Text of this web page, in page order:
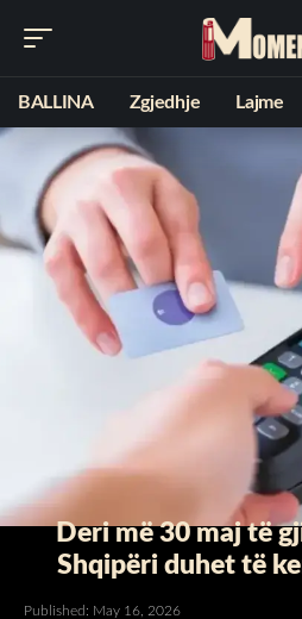
BALLINA Zgjedhje Lajme
Deri më 30 maj të
Shqipëri duhet të
Published: May 16, 2026